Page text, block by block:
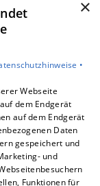
×
•
Webseite
dem Endgerät
auf dem Endgerät
Daten
gespeichert und
und
Funktionen für